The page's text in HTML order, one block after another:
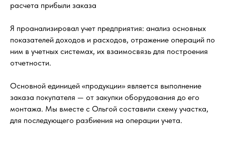
расчета прибыли заказа
Я проанализировал учет предприятия: анализ основных
показателей доходов и расходов, отражение операций по
ним в учетных системах, их взаимосвязь для построения
отчетности.
Основной единицей «продукции» является выполнение
заказа покупателя — от закупки оборудования до его
монтажа. Мы вместе с Ольгой составили схему участка,
для последующего разбиения на операции учета.